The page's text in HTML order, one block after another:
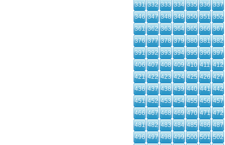
331 332 333 334 335 336 337
346 347 348 349 350 351 352
361 362 363 364 365 366 367
376 377 378 379 380 381 382
391 392 393 394 395 396 397
406 407 408 409 410 411 412
421 422 423 424 425 426 427
436 437 438 439 440 441 442
451 452 453 454 455 456 457
466 467 468 469 470 471 472
481 482 483 484 485 486 487
496 497 498 499 500 501 502